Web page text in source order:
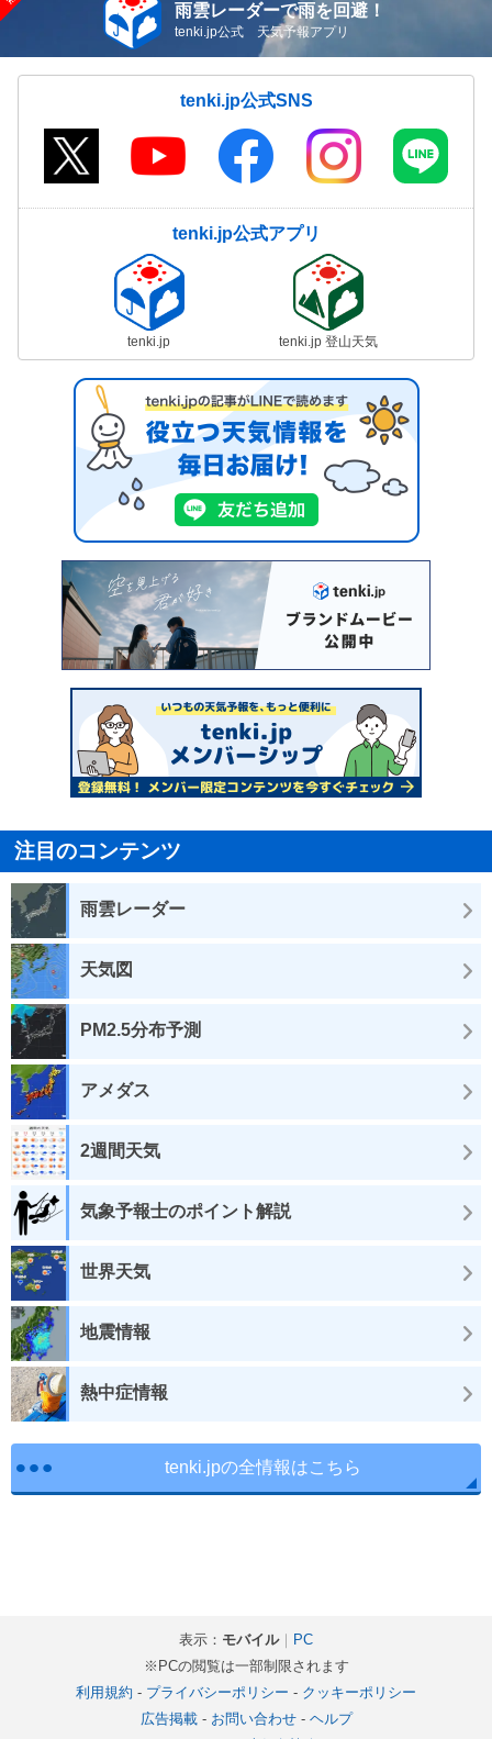
雨雲レーダーで雨を回避！
tenki.jp公式 天気予報アプリ
tenki.jp公式SNS
tenki.jp公式アプリ
tenki.jp tenki.jp 登山天気
注目のコンテンツ
雨雲レーダー
天気図
PM2.5分布予測
アメダス
2週間天気
気象予報士のポイント解説
世界天気
地震情報
熱中症情報
tenki.jpの全情報はこちら
表示： モバイル｜
PC
※PCの閲覧は一部制限されます
利用規約 - プライバシーポリシー - クッキーポリシー
広告掲載- お問い合わせ- ヘルプ